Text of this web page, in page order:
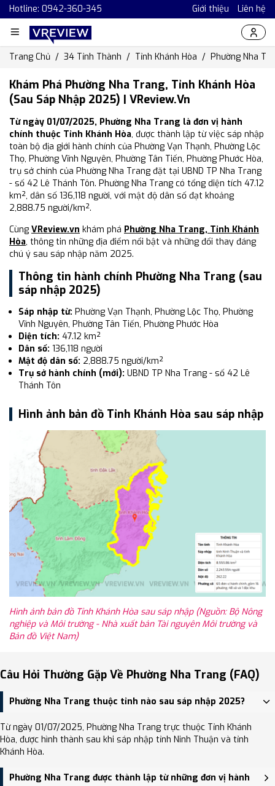
Hotline: 0942-360-345 Giới thiệu Liên hệ
Trang Chủ 34 Tỉnh Thành Tỉnh Khánh Hòa Phường Nha
Khám Phá Phường Nha Trang, Tỉnh Khánh Hòa
(Sau Sáp Nhập 2025) | VReview.vn
Từ ngày 01/07/2025, Phường Nha Trang là đơn vị hành
chính thuộc Tỉnh Khánh Hòa, được thành lập từ việc sáp nhập
toàn bộ địa giới hành chính của Phường Vạn Thạnh, Phường Lộc
Thọ, Phường Vĩnh Nguyên, Phường Tân Tiến, Phường Phước Hòa,
trụ sở chính của Phường Nha Trang đặt tại UBND TP Nha Trang
- số 42 Lê Thánh Tôn. Phường Nha Trang có tổng diện tích 47.12
km², dân số 136,118 người, với mật độ dân số đạt khoảng
2,888.75 người/km².
Cùng VReview.vn khám phá Phường Nha Trang, Tỉnh Khánh
Hòa, thông tin những địa điểm nổi bật và những đổi thay đáng
chú ý sau sáp nhập năm 2025.
Thông tin hành chính Phường Nha Trang (sau
sáp nhập 2025)
Sáp nhập từ: Phường Vạn Thạnh, Phường Lộc Thọ, Phường
Vĩnh Nguyên, Phường Tân Tiến, Phường Phước Hòa
Diện tích: 47.12 km²
Dân số: 136,118 người
Mật độ dân số: 2,888.75 người/km²
Trụ sở hành chính (mới): UBND TP Nha Trang - số 42 Lê
Thánh Tôn
Hình ảnh bản đồ Tỉnh Khánh Hòa sau sáp nhập
Hình ảnh bản đồ Tỉnh Khánh Hòa sau sáp nhập (Nguồn: Bộ Nông
nghiệp và Môi trường - Nhà xuất bản Tài nguyên Môi trường và
Bản đồ Việt Nam)
Câu Hỏi Thường Gặp Về Phường Nha Trang (FAQ)
Phường Nha Trang thuộc tỉnh nào sau sáp nhập 2025?
Từ ngày 01/07/2025, Phường Nha Trang trực thuộc Tỉnh Khánh
Hòa, được hình thành sau khi sáp nhập tỉnh Ninh Thuận và tỉnh
Khánh Hòa.
Phường Nha Trang được thành lập từ những đơn vị hành